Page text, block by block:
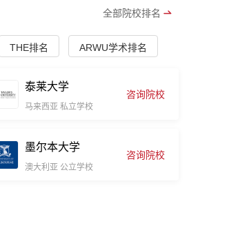
全部院校排名
THE排名 ARWU学术排名
泰莱大学
马来西亚 私立学校
咨询院校
墨尔本大学
澳大利亚 公立学校
咨询院校